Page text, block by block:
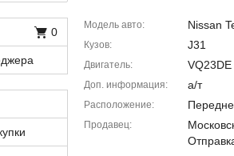
Модель авто Nissan
Кузов J31
Двигатель VQ23DE
Доп. информация а/т
Расположение
Продавец
0